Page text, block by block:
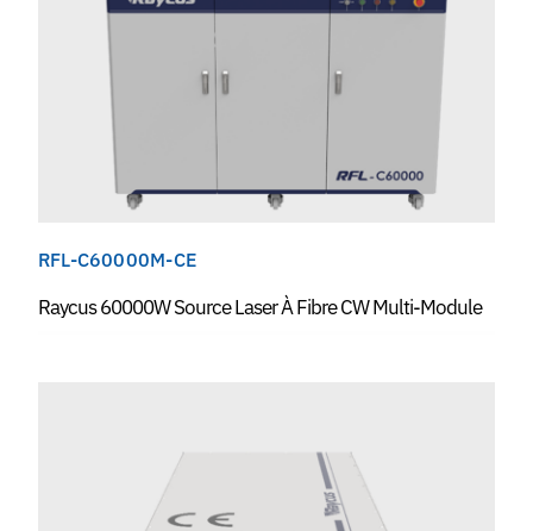
RFL-C60000M-CE
Raycus 60000W Source Laser À Fibre CW Multi-Module